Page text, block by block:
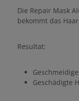
Die Repair Mask
bekommt das
Resultat:
Geschädigte